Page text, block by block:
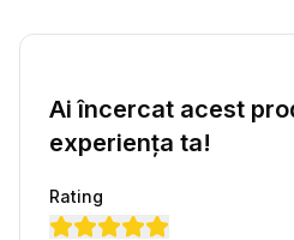
Ai încercat acest
experiența ta!
Rating